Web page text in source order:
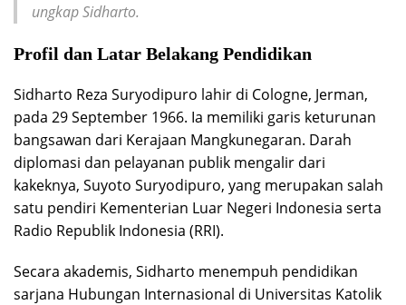
ungkap Sidharto.
Profil dan Latar Belakang Pendidikan
Sidharto Reza Suryodipuro lahir di Cologne, Jerman,
pada 29 September 1966. Ia memiliki garis keturunan
bangsawan dari Kerajaan Mangkunegaran. Darah
diplomasi dan pelayanan publik mengalir dari
kakeknya, Suyoto Suryodipuro, yang merupakan salah
satu pendiri Kementerian Luar Negeri Indonesia serta
Radio Republik Indonesia (RRI).
Secara akademis, Sidharto menempuh pendidikan
sarjana Hubungan Internasional di Universitas Katolik